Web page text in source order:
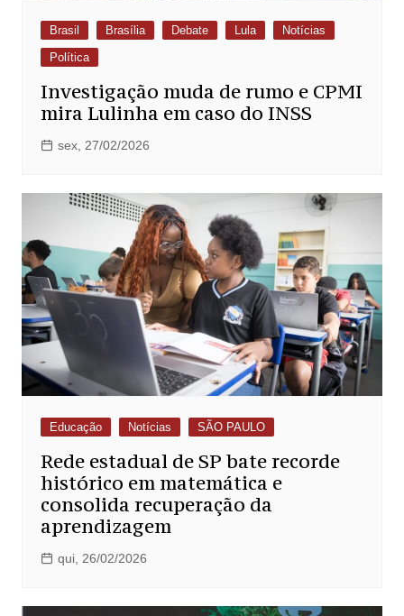
Brasil Brasília Debate Lula
Notícias
Política
Investigação muda de rumo e CPMI
mira Lulinha em caso do INSS
sex, 27/02/2026
Educação Notícias SÃO PAULO
Rede estadual de SP bate recorde
histórico em matemática e
consolida recuperação da
aprendizagem
qui, 26/02/2026